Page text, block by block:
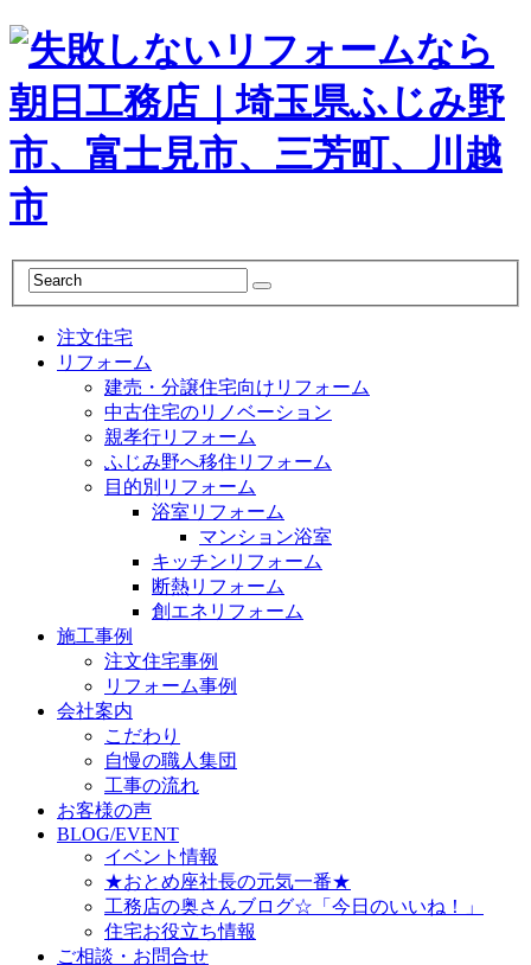
注文住宅
リフォーム
建売・分譲住宅向けリフォーム
中古住宅のリノベーション
親孝行リフォーム
ふじみ野へ移住リフォーム
目的別リフォーム
浴室リフォーム
マンション浴室
キッチンリフォーム
断熱リフォーム
創エネリフォーム
施工事例
注文住宅事例
リフォーム事例
会社案内
こだわり
自慢の職人集団
工事の流れ
お客様の声
BLOG/EVENT
イベント情報
★おとめ座社長の元気一番★
工務店の奥さんブログ☆「今日のいいね！」
住宅お役立ち情報
ご相談・お問合せ